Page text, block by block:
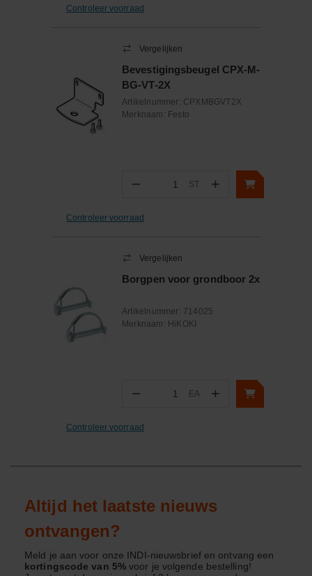
Controleer voorraad
Vergelijken
Bevestigingsbeugel CPX-M-
BG-VT-2X
Artikelnummer: CPXMBGVT2X
Merknaam: Festo
− Aantal
ST +
Controleer voorraad
Vergelijken
Borgpen voor grondboor 2x
Artikelnummer: 714025
Merknaam: HiKOKI
− Aantal
EA +
Controleer voorraad
Altijd het laatste nieuws
ontvangen?
Meld je aan voor onze INDI-nieuwsbrief en ontvang een
kortingscode van 5%voor je volgende bestelling!